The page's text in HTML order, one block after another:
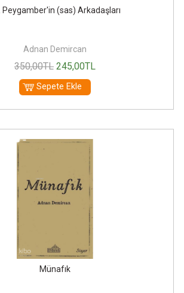
Peygamber'in (sas) Arkadaşları
Adnan Demircan
350,00TL 245,00TL
Sepete Ekle
Münafık